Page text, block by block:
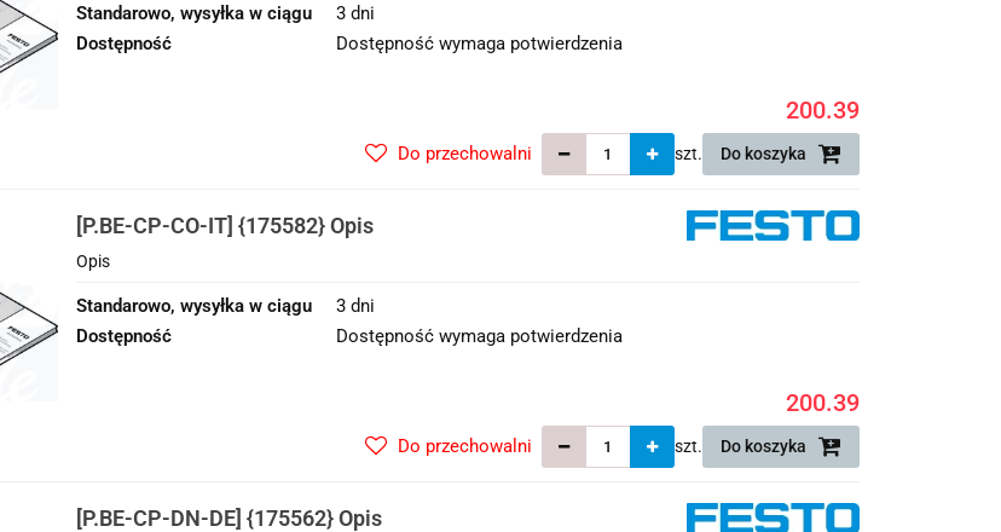
Standarowo, wysyłka w ciągu
3 dni
Dostępność
Dostępność wymaga potwierdzenia
200.39
szt. Do koszyka
Do przechowalni
[P.BE-CP-CO-IT] {175582} Opis
Opis
Standarowo, wysyłka w ciągu
3 dni
Dostępność
Dostępność wymaga potwierdzenia
200.39
szt. Do koszyka
Do przechowalni
[P.BE-CP-DN-DE] {175562} Opis